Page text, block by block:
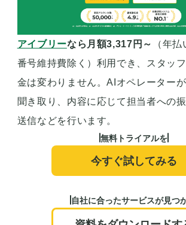
アイブリーなら月額3,317円～
（年
番号維持費除く）利用でき、スタッ
金は変わりません。AIオペレーター
聞き取り、内容に応じて担当者への
送信などを行います。
無料トライアルを
今すぐ試してみる
自社に合ったサービスが見つ